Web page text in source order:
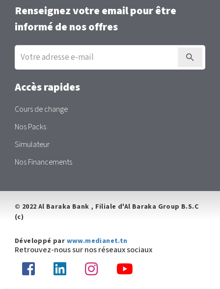
Renseignez votre email pour être
informé de nos offres
Inscription
la
newsletter
Accès rapides
Cours de change
Nos Packs
Simulateur
Nos Financements
© 2022 Al Baraka Bank , Filiale d'Al Baraka Group B.S.C
(c)
Développé par www.medianet.tn
Retrouvez-nous sur nos réseaux sociaux